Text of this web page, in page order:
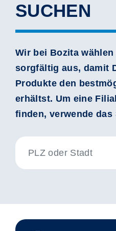
SUCHEN
Wir bei Bozita
sorgfältig aus, damit
Produkte den
erhältst. Um eine
finden, verwende das